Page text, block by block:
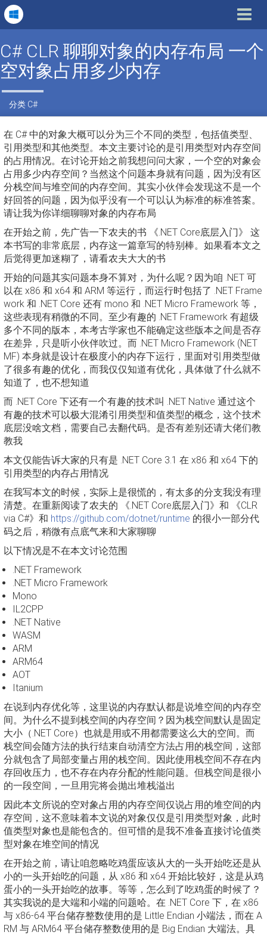
Toggle
C# CLR 聊聊对象的内存布局 一个
空对象占用多少内存
分类 C#
在 C# 中的对象大概可以分为三个不同的类型，包括值类型、
引用类型和其他类型。本文主要讨论的是引用类型对内存空间
的占用情况。在讨论开始之前我想问问大家，一个空的对象会
占用多少内存空间？当然这个问题本身就有问题，因为没有区
分栈空间与堆空间的内存空间。其实小伙伴会发现这不是一个
好回答的问题，因为似乎没有一个可以认为标准的标准答案。
请让我为你详细聊聊对象的内存布局
在开始之前，先广告一下农夫的书 《.NET Core底层入门》 这
本书写的非常底层，内存这一篇章写的特别棒。如果看本文之
后觉得更加迷糊了，请看农夫大大的书
开始的问题其实问题本身不算对，为什么呢？因为咱 .NET 可
以在 x86 和 x64 和 ARM 等运行，而运行时包括了 .NET Frame
work 和 .NET Core 还有 mono 和 .NET Micro Framework 等，
这些表现有稍微的不同。至少有趣的 .NET Framework 有超级
多个不同的版本，本考古学家也不能确定这些版本之间是否存
在差异，只是听小伙伴吹过。而 .NET Micro Framework (NET
MF) 本身就是设计在极度小的内存下运行，里面对引用类型做
了很多有趣的优化，而我仅仅知道有优化，具体做了什么就不
知道了，也不想知道
而 .NET Core 下还有一个有趣的技术叫 .NET Native 通过这个
有趣的技术可以极大混淆引用类型和值类型的概念，这个技术
底层没啥文档，需要自己去翻代码。是否有差别还请大佬们教
教我
本文仅能告诉大家的只有是 .NET Core 3.1 在 x86 和 x64 下的
引用类型的内存占用情况
在我写本文的时候，实际上是很慌的，有太多的分支我没有理
清楚。在重新阅读了农夫的 《.NET Core底层入门》和 《CLR
via C#》和 https://github.com/dotnet/runtime 的很小一部分代
码之后，稍微有点底气来和大家聊聊
以下情况是不在本文讨论范围
.NET Framework
.NET Micro Framework
Mono
IL2CPP
.NET Native
WASM
ARM
ARM64
AOT
Itanium
在说到内存优化等，这里说的内存默认都是说堆空间的内存空
间。为什么不提到栈空间的内存空间？因为栈空间默认是固定
大小（.NET Core）也就是用或不用都需要这么大的空间。而
栈空间会随方法的执行结束自动清空方法占用的栈空间，这部
分就包含了局部变量占用的栈空间。因此使用栈空间不存在内
存回收压力，也不存在内存分配的性能问题。但栈空间是很小
的一段空间，一旦用完将会抛出堆栈溢出
因此本文所说的空对象占用的内存空间仅说占用的堆空间的内
存空间，这不意味着本文说的对象仅仅是引用类型对象，此时
值类型对象也是能包含的。但可惜的是我不准备直接讨论值类
型对象在堆空间的情况
在开始之前，请让咱忽略吃鸡蛋应该从大的一头开始吃还是从
小的一头开始吃的问题，从 x86 和 x64 开始比较好，这是从鸡
蛋小的一头开始吃的故事。等等，怎么到了吃鸡蛋的时候了？
其实我说的是大端和小端的问题哈。在 .NET Core 下，在 x86
与 x86-64 平台储存整数使用的是 Little Endian 小端法，而在 A
RM 与 ARM64 平台储存整数使用的是 Big Endian 大端法。具